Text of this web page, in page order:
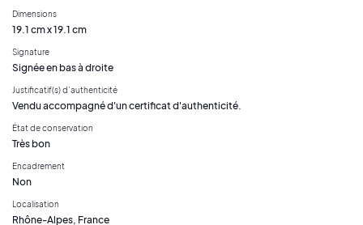
Dimensions
19.1 cm x 19.1 cm
Signature
Signée en bas à droite
Justificatif(s) d’authenticité
Vendu accompagné d'un certificat d'authenticité.
État de conservation
Très bon
Encadrement
Non
Localisation
Rhône-Alpes, France